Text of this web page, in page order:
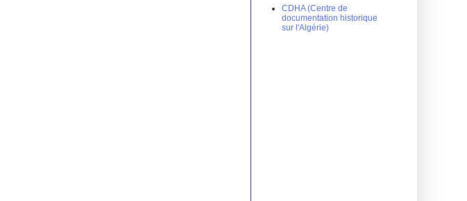
CDHA (Centre de
documentation historique
sur l'Algérie)